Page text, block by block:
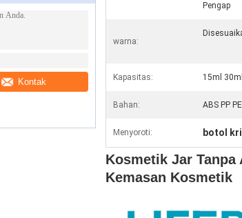
Kontak
Pengap
warna:
Kapasitas: 15ml
Bahan: ABS PP
Menyoroti: botol
Kosmetik Jar Tanpa
Kemasan Kosmetik